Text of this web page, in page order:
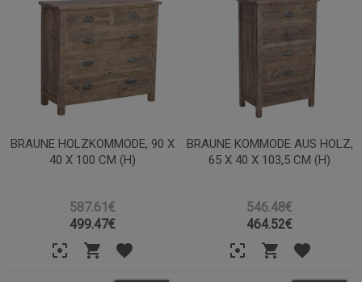
BRAUNE HOLZKOMMODE, 90 X
40 X 100 CM (H)
587.61€
499.47€
BRAUNE KOMMODE AUS HOLZ,
65 X 40 X 103,5 CM (H)
546.48€
464.52€